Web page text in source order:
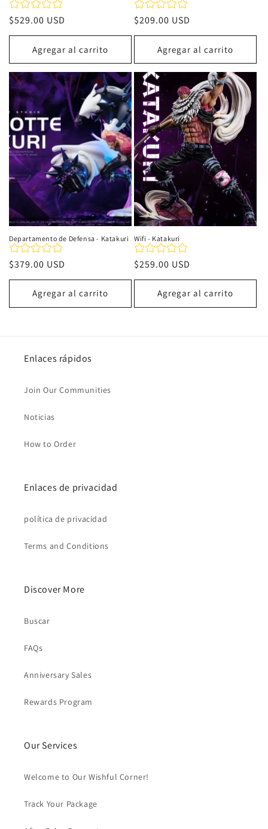
Precio
habitual
$529.00 USD
Agregar al carrito
Precio
habitual
$209.00 USD
Agregar al carrito
Departamento de Defensa - Katakuri
Precio
habitual
$379.00 USD
Agregar al carrito
Wifi - Katakuri
Precio
habitual
$259.00 USD
Agregar al carrito
Enlaces rápidos
Join Our Communities
Noticias
How to Order
Enlaces de privacidad
política de privacidad
Terms and Conditions
Discover More
Buscar
FAQs
Anniversary Sales
Rewards Program
Our Services
Welcome to Our Wishful Corner!
Track Your Package